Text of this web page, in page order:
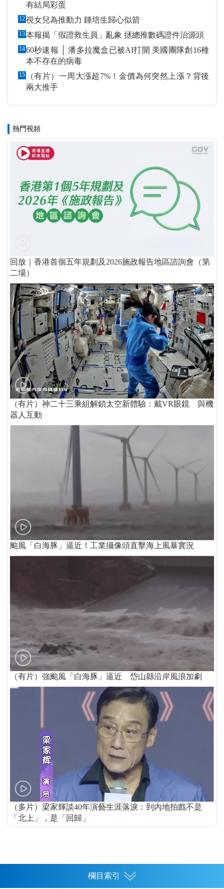
有結局彩蛋
12 視女兒為推動力 鍾培生歸心似箭
13 本報揭「假證救生員」亂象 拯總推數碼證件治源頭
1460秒速報 │ 潘多拉魔盒已被AI打開 美國團隊創16種
本不存在的病毒
15
（有片）一周大漲超7%！金價為何突然上漲？背後
兩大推手
熱門視頻
回放｜香港首個五年規劃及2026施政報告地區諮詢會（第
二場）
（有片）神二十三乘組解鎖太空新體驗：戴VR眼鏡 與機
器人互動
颱風「白海豚」逼近！工業攝像頭直擊海上風暴實況
（有片）強颱風「白海豚」逼近 岱山縣沿岸風浪加劇
（多片）梁家輝談40年演藝生涯落淚：到內地拍戲不是
「北上」，是「回歸」
欄目索引